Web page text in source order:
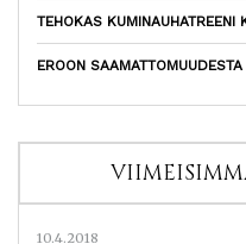
TEHOKAS KUMINAUHATREENI
EROON
10.4.2018